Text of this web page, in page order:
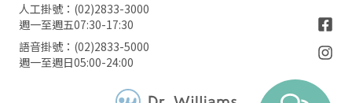
人工掛號：(02)2833-3000
週一至週五07:30-17:30
語音掛號：(02)2833-5000
週一至週日05:00-24:00